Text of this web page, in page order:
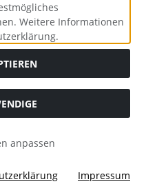
zzgl.Versandkosten
Shop für Bastelfans..
Shop für Bastelfans. ©
Weitere Informationen
anpassen
Impressum